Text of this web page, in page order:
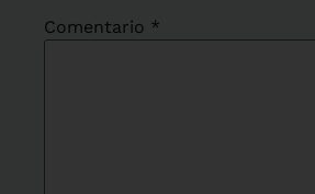
Comentario *